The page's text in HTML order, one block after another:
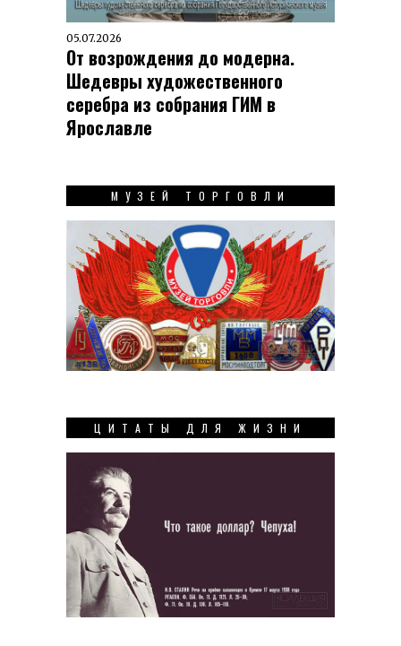
05.07.2026
От возрождения до модерна.
Шедевры художественного
серебра из собрания ГИМ в
Ярославле
МУЗЕЙ ТОРГОВЛИ
ЦИТАТЫ ДЛЯ ЖИЗНИ